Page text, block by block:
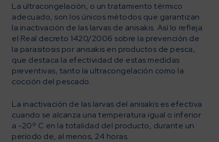
La ultracongelación, o un tratamiento térmico
adecuado, son los únicos métodos que garantizan
la inactivación de las larvas de anisakis. Así lo refleja
el Real decreto 1420/2006 sobre la prevención de
la parasitosis por anisakis en productos de pesca,
que destaca la efectividad de estas medidas
preventivas, tanto la ultracongelación como la
cocción del pescado.
La inactivación de las larvas del anisakis es efectiva
cuando se alcanza una temperatura igual o inferior
a -20º C en la totalidad del producto, durante un
período de, al menos, 24 horas.